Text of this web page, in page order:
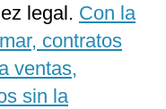
legal. Con la
contratos
ventas,
sin la